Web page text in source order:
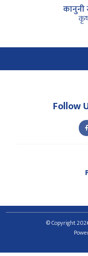
कानुनी
Follow
© Copyright